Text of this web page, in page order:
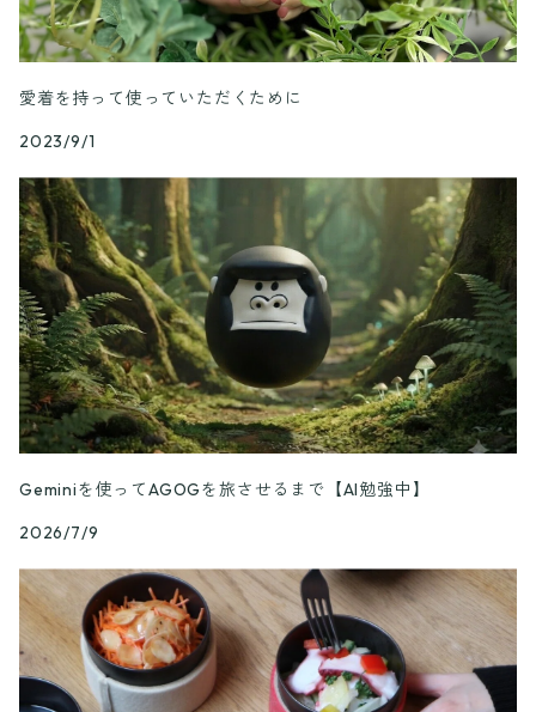
愛着を持って使っていただくために
2023/9/1
Geminiを使ってAGOGを旅させるまで【AI勉強中】
2026/7/9